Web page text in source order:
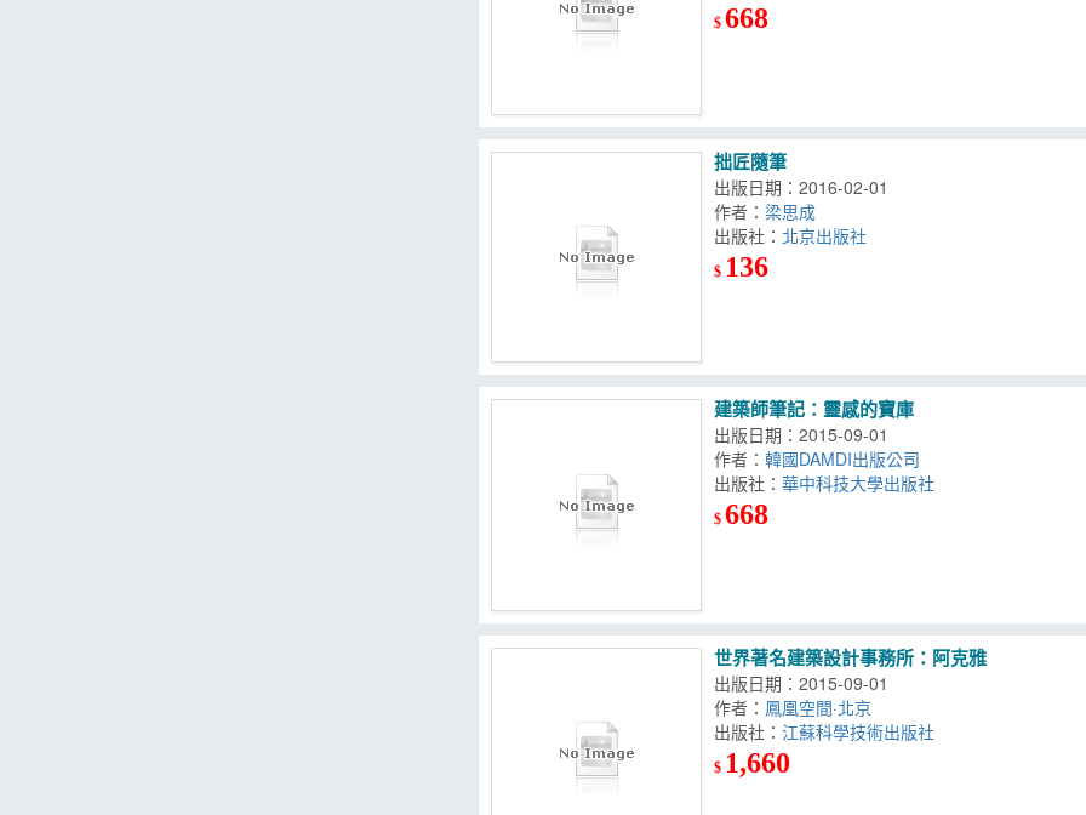
$668
拙匠隨筆
出版日期：2016-02-01
作者：梁思成
出版社： 北京出版社
$ 136
建築師筆記：靈感的寶庫
出版日期：2015-09-01
作者：韓國DAMDI出版公司
出版社：華中科技大學出版社
$668
世界著名建築設計事務所：阿克雅
出版日期：2015-09-01
作者： 鳳凰空間·北京
出版社：江蘇科學技術出版社
$ 1,660